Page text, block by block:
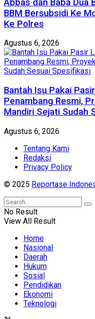
Abbas dan Baba Dua
BBM Bersubsidi Ke
Ke Polres
Agustus 6, 2026
Bantah Isu Pakai
Penambang Resmi,
Mandiri Sejati Sudah
Agustus 6, 2026
Tentang Kami
Redaksi
Privacy Policy
© 2025 Reportase
No Result
View All Result
Home
Nasional
Daerah
Hukum
Sosial
Pendidikan
Ekonomi
Teknologi